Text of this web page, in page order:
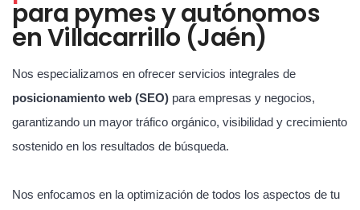
para pymes y autónomos
en Villacarrillo (Jaén)
Nos especializamos en ofrecer servicios integrales de
posicionamiento web (SEO) para empresas y negocios,
garantizando un mayor tráfico orgánico, visibilidad y crecimiento
sostenido en los resultados de búsqueda.
Nos enfocamos en la optimización de todos los aspectos de tu